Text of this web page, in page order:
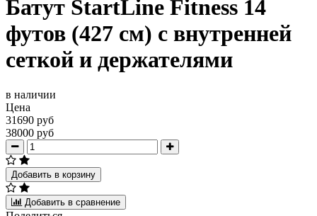
Батут StartLine Fitness 14
футов (427 см) с внутренней
сеткой и держателями
в наличии
Цена
31690 руб
38000 руб
Добавить в корзину
Добавить в сравнение